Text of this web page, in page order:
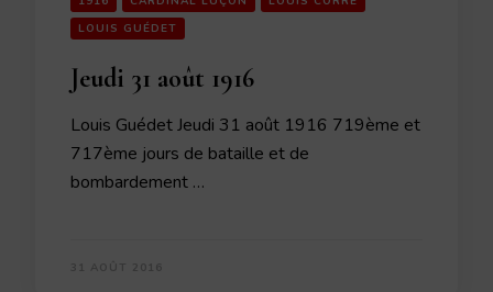
LOUIS GUÉDET
Jeudi 31 août 1916
Louis Guédet Jeudi 31 août 1916 719ème et
717ème jours de bataille et de
bombardement …